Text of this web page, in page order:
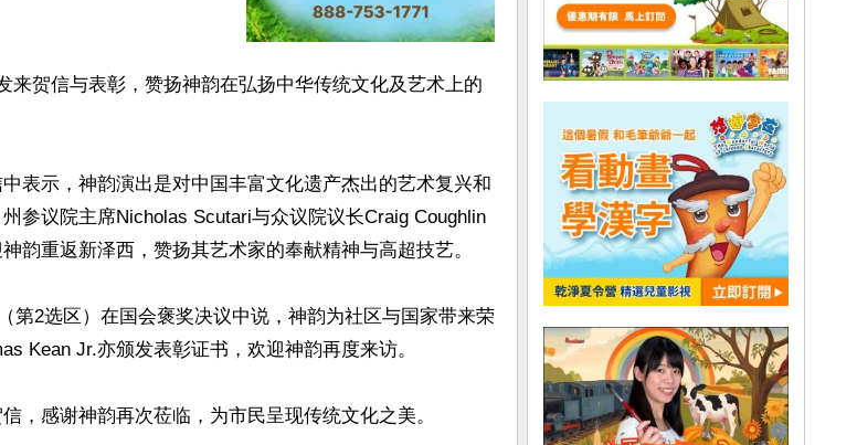
来贺信与表彰，赞扬神韵在弘扬中华传统文化及艺术上的
表示，神韵演出是对中国丰富文化遗产杰出的艺术复兴和
参议院主席Nicholas Scutari与众议院议长Craig Coughlin
韵重返新泽西，赞扬其艺术家的奉献精神与高超技艺。
第2选区）在国会褒奖决议中说，神韵为社区与国家带来荣
Kean Jr.亦颁发表彰证书，欢迎神韵再度来访。
，感谢神韵再次莅临，为市民呈现传统文化之美。